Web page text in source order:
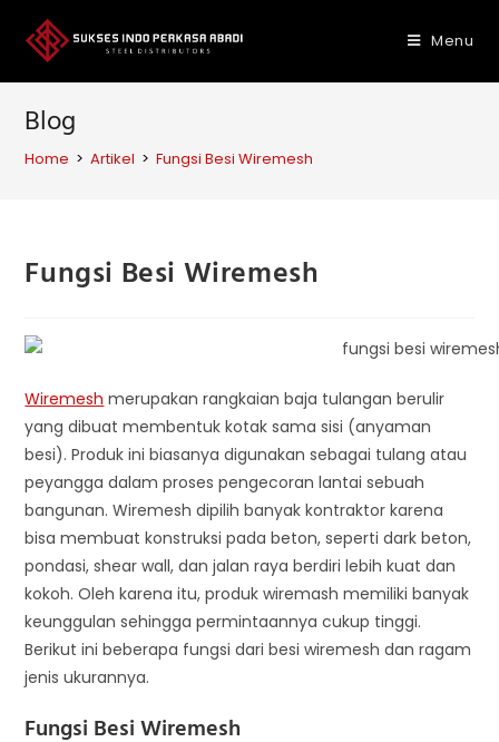
content
Menu
Blog
Home > Artikel > Fungsi Besi Wiremesh
Fungsi Besi Wiremesh
Wiremesh merupakan rangkaian baja tulangan berulir
yang dibuat membentuk kotak sama sisi (anyaman
besi). Produk ini biasanya digunakan sebagai tulang atau
peyangga dalam proses pengecoran lantai sebuah
bangunan. Wiremesh dipilih banyak kontraktor karena
bisa membuat konstruksi pada beton, seperti dark beton,
pondasi, shear wall, dan jalan raya berdiri lebih kuat dan
kokoh. Oleh karena itu, produk wiremash memiliki banyak
keunggulan sehingga permintaannya cukup tinggi.
Berikut ini beberapa fungsi dari besi wiremesh dan ragam
jenis ukurannya.
Fungsi Besi Wiremesh